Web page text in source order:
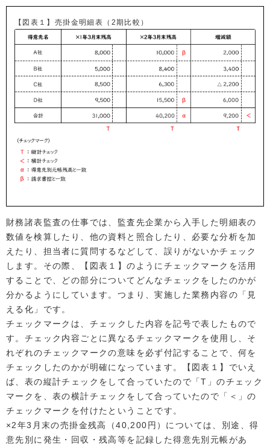
【図表１】売掛金明細表（2期比較）
財務諸表監査の仕事では、監査先企業から入手した明細表の
数値を検算したり、他の資料と照合したり、必要な分析を加
えたり、担当者に質問するなどして、誤りがないかチェック
します。その際、【図表１】のようにチェックマークを活用
することで、どの部分についてどんなチェックをしたのかが
分かるようにしています。つまり、実施した業務内容の「見
える化」です。
チェックマークは、チェックした内容を記号で表したもので
す。チェック内容ごとに異なるチェックマークを使用し、そ
れぞれのチェックマークの意味を必ず付記することで、何を
チェックしたのかが明確になっています。【図表１】でいえ
ば、表の縦計チェックをして合っていたので「T」のチェック
マークを、表の横計チェックをして合っていたので「＜」の
チェックマークを付けたということです。
×2年3月末の売掛金残高（40,200円）については、別途、得
意先別に発生・回収・残高等を記録した得意先別元帳があ